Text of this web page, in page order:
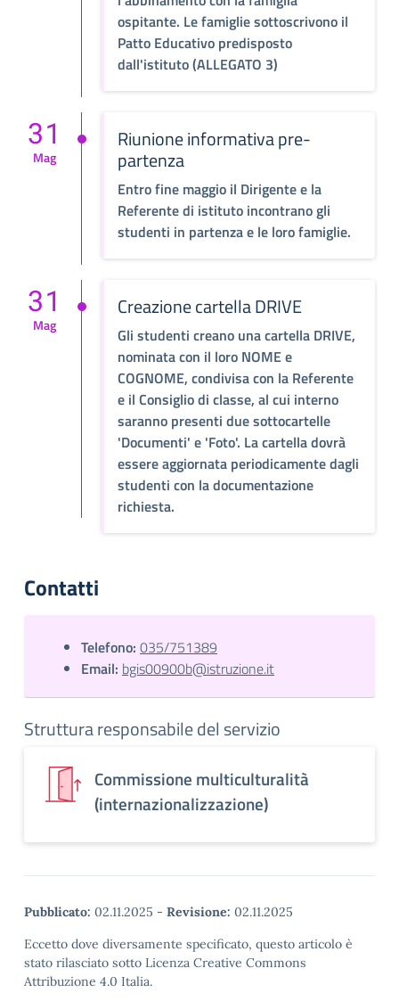
ospitante. Le famiglie sottoscrivono il
Patto Educativo predisposto
dall'istituto (ALLEGATO 3)
Riunione informativa pre-
partenza
Entro fine maggio il Dirigente e la
Referente di istituto incontrano gli
studenti in partenza e le loro famiglie.
31
Mag
Creazione cartella DRIVE
Gli studenti creano una cartella DRIVE,
nominata con il loro NOME e
COGNOME, condivisa con la Referente
e il Consiglio di classe, al cui interno
saranno presenti due sottocartelle
'Documenti' e 'Foto'. La cartella dovrà
essere aggiornata periodicamente dagli
studenti con la documentazione
richiesta.
31
Mag
Contatti
Telefono: 035/751389
Email: bgis00900b@istruzione.it
Struttura responsabile del servizio
Commissione multiculturalità
(internazionalizzazione)
Pubblicato: 02.11.2025 - Revisione: 02.11.2025
Eccetto dove diversamente specificato, questo articolo è
stato rilasciato sotto Licenza Creative Commons
Attribuzione 4.0 Italia.